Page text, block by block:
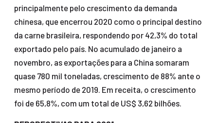
principalmente pelo crescimento da demanda
chinesa, que encerrou 2020 como o principal destino
da carne brasileira, respondendo por 42,3% do total
exportado pelo país. No acumulado de janeiro a
novembro, as exportações para a China somaram
quase 780 mil toneladas, crescimento de 88% ante o
mesmo período de 2019. Em receita, o crescimento
foi de 65,8%, com um total de US$ 3,62 bilhões.